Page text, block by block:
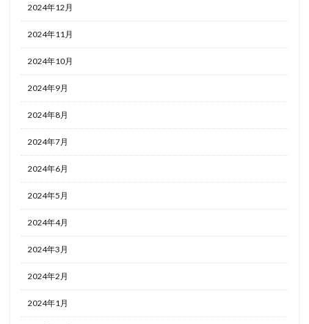
2024年12月
2024年11月
2024年10月
2024年9月
2024年8月
2024年7月
2024年6月
2024年5月
2024年4月
2024年3月
2024年2月
2024年1月